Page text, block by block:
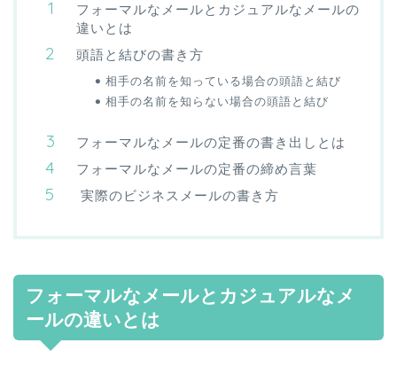
フォーマルなメールとカジュアルなメールの
違いとは
頭語と結びの書き方
相手の名前を知っている場合の頭語と結び
相手の名前を知らない場合の頭語と結び
フォーマルなメールの定番の書き出しとは
フォーマルなメールの定番の締め言葉
実際のビジネスメールの書き方
フォーマルなメールとカジュアルなメ
ールの違いとは